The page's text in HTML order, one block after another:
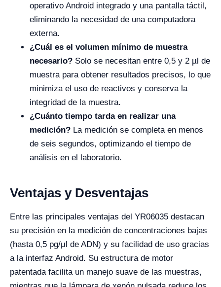
operativo Android integrado y una pantalla táctil,
eliminando la necesidad de una computadora
externa.
¿Cuál es el volumen mínimo de muestra
necesario? Solo se necesitan entre 0,5 y 2 µl de
muestra para obtener resultados precisos, lo que
minimiza el uso de reactivos y conserva la
integridad de la muestra.
¿Cuánto tiempo tarda en realizar una
medición? La medición se completa en menos
de seis segundos, optimizando el tiempo de
análisis en el laboratorio.
Ventajas y Desventajas
Entre las principales ventajas del YR06035 destacan
su precisión en la medición de concentraciones bajas
(hasta 0,5 pg/μl de ADN) y su facilidad de uso gracias
a la interfaz Android. Su estructura de motor
patentada facilita un manejo suave de las muestras,